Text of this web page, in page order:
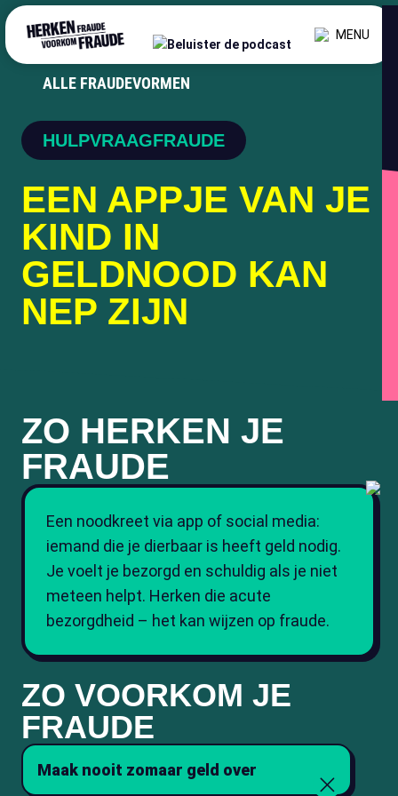
MENU
ALLE FRAUDEVORMEN
HULPVRAAGFRAUDE
EEN APPJE VAN JE
KIND IN
GELDNOOD KAN
NEP ZIJN
ZO HERKEN JE
FRAUDE
Een noodkreet via app of social media:
iemand die je dierbaar is heeft geld nodig.
Je voelt je bezorgd en schuldig als je niet
meteen helpt. Herken die acute
bezorgdheid – het kan wijzen op fraude.
ZO VOORKOM JE
FRAUDE
Maak nooit zomaar geld over